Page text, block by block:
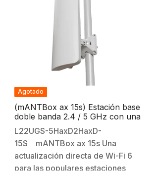
Agotado
(mANTBox ax 15s) Estación base
doble banda 2.4 / 5 GHz con una
potente antena sectorial
incorporada, RouterOS L4,
International version
L22UGS-5HaxD2HaxD-
15S mANTBox ax 15s Una
actualización directa de Wi-Fi 6
para las populares estaciones